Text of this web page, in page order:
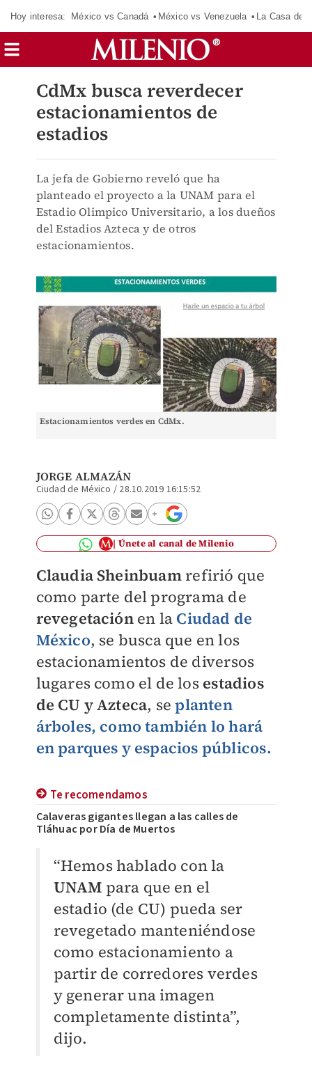
Hoy interesa: México vs Canadá México vs Venezuela La Casa de
CdMx busca reverdecer
estacionamientos de
estadios
La jefa de Gobierno reveló que ha
planteado el proyecto a la UNAM para el
Estadio Olimpico Universitario, a los dueños
del Estadios Azteca y de otros
estacionamientos.
Estacionamientos verdes en CdMx.
JORGE ALMAZÁN
Ciudad de México / 28.10.2019 16:15:52
Únete al canal de Milenio
Claudia Sheinbuamrefirió que
como parte del programa de
revegetación en la Ciudad de
México, se busca que en los
estacionamientos de diversos
lugares como el de los estadios
de CU y Azteca, seplanten
árboles, como también lo hará
en parques y espacios públicos.
Te recomendamos
Calaveras gigantes llegan a las calles de
Tláhuac por Día de Muertos
“Hemos hablado con la
UNAM para que en el
estadio (de CU) pueda ser
revegetado manteniéndose
como estacionamiento a
partir de corredores verdes
y generar una imagen
completamente distinta”,
dijo.